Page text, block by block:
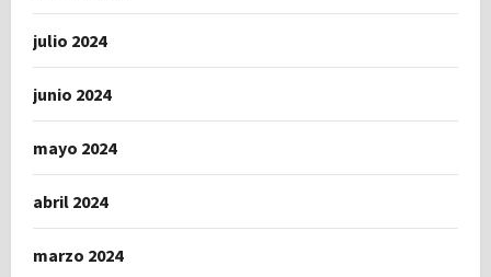
julio 2024
junio 2024
mayo 2024
abril 2024
marzo 2024